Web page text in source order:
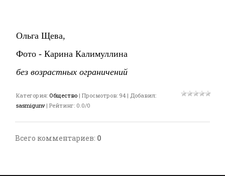
Ольга Щева,
Фото - Карина Калимуллина
без возрастных ограничений
Категория: Общество | Просмотров: 94 | Добавил:
sasmigunv | Рейтинг: 0.0/0
Всего комментариев: 0